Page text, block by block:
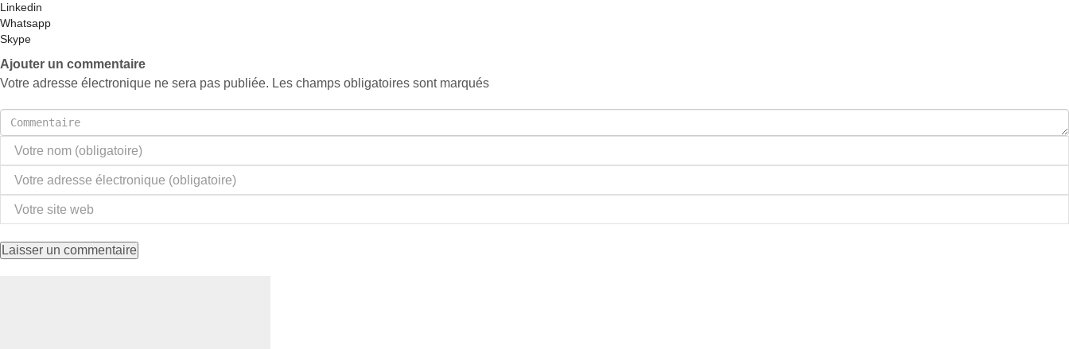
Linkedin
Whatsapp
Skype
Ajouter un commentaire
Votre adresse électronique ne sera pas publiée. Les champs obligatoires sont marqués